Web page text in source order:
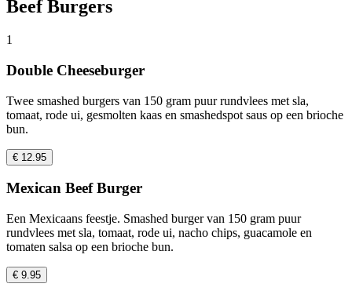
Beef Burgers
1
Double Cheeseburger
Twee smashed burgers van 150 gram puur rundvlees met sla,
tomaat, rode ui, gesmolten kaas en smashedspot saus op een brioche
bun.
€ 12.95
Mexican Beef Burger
Een Mexicaans feestje. Smashed burger van 150 gram puur
rundvlees met sla, tomaat, rode ui, nacho chips, guacamole en
tomaten salsa op een brioche bun.
€ 9.95